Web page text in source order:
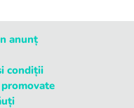
anunț
condiții